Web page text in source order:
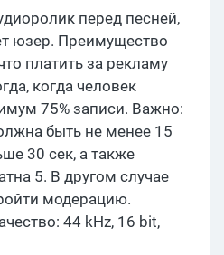
перед песней,
юзер. Преимущество
платить за рекламу
когда человек
75% записи. Важно:
быть не менее 15
30 сек, а также
5. В другом случае
модерацию.
44 kHz, 16 bit,